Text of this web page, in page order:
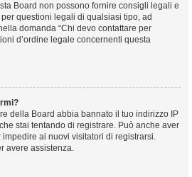
Board non possono fornire consigli legali e
questioni legali di qualsiasi tipo, ad
domanda “Chi devo contattare per
d’ordine legale concernenti questa
della Board abbia bannato il tuo indirizzo IP
stai tentando di registrare. Può anche aver
ai nuovi visitatori di registrarsi.
avere assistenza.